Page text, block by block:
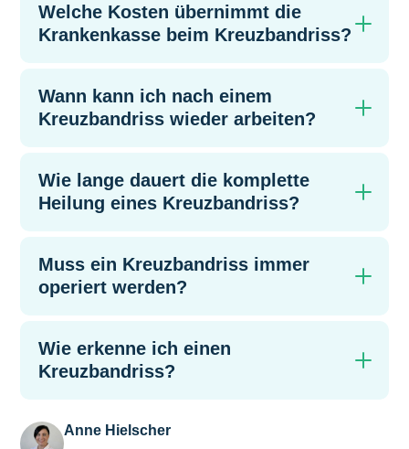
Welche Kosten übernimmt die
Krankenkasse beim Kreuzbandriss?
Wann kann ich nach einem
Kreuzbandriss wieder arbeiten?
Wie lange dauert die komplette
Heilung eines Kreuzbandriss?
Muss ein Kreuzbandriss immer
operiert werden?
Wie erkenne ich einen
Kreuzbandriss?
Anne Hielscher